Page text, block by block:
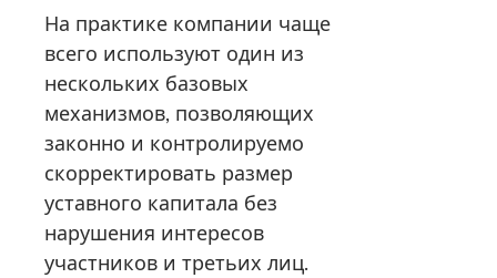
На практике компании чаще
всего используют один из
нескольких базовых
механизмов, позволяющих
законно и контролируемо
скорректировать размер
уставного капитала без
нарушения интересов
участников и третьих лиц.